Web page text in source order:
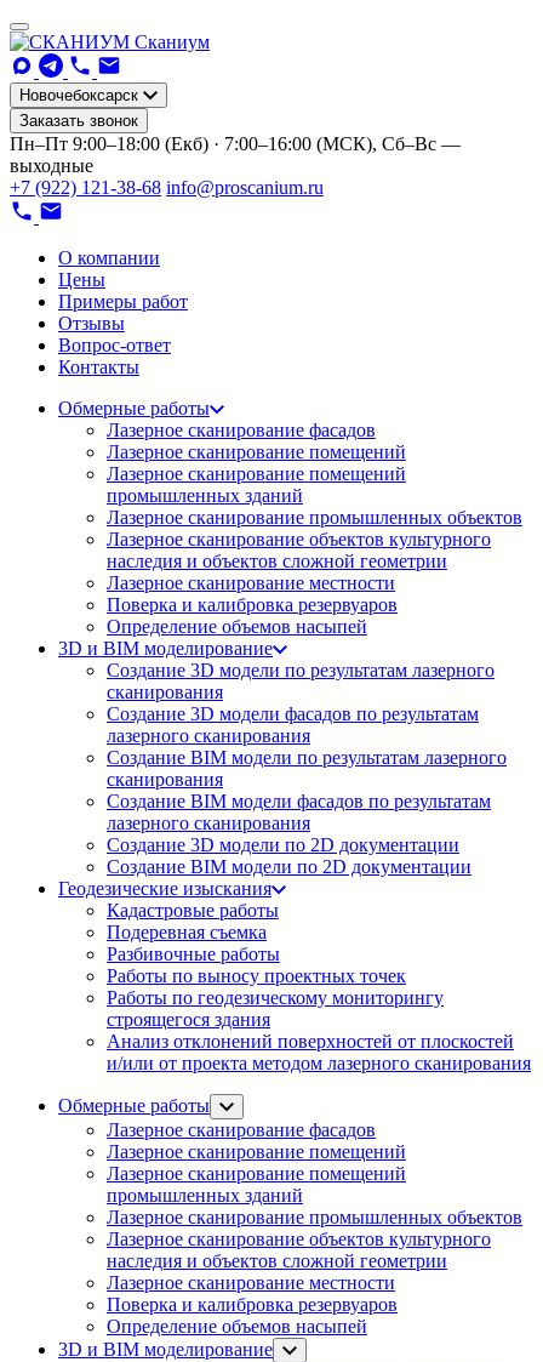
Сканиум
Новочебоксарск
Заказать звонок
Пн–Пт 9:00–18:00 (Екб) · 7:00–16:00 (МСК), Сб–Вс —
выходные
+7 (922) 121-38-68 info@proscanium.ru
О компании
Цены
Примеры работ
Отзывы
Вопрос-ответ
Контакты
Обмерные работы
Лазерное сканирование фасадов
Лазерное сканирование помещений
Лазерное сканирование помещений
промышленных зданий
Лазерное сканирование промышленных объектов
Лазерное сканирование объектов культурного
наследия и объектов сложной геометрии
Лазерное сканирование местности
Поверка и калибровка резервуаров
Определение объемов насы​​пей
3D и BIM моделирование
Создание 3D модели по результатам лазерного
сканирования
Создание 3D модели фасадов по результатам
лазерного сканирования
Создание BIM модели по результатам лазерного
сканирования
Создание BIM модели фасадов по результатам
лазерного сканирования
Создание 3D модели по 2D документации
Создание BIM модели по 2D документации
Геодезические изыскания
Кадастровые работы
Подеревная съемка
Разбивочные работы
Работы по выносу проектных точек
Работы по геодезическому мониторингу
строящегося здания
Анализ отклонений поверхностей от плоскостей
и/или от проекта методом лазерного сканирования
Обмерные работы
Лазерное сканирование фасадов
Лазерное сканирование помещений
Лазерное сканирование помещений
промышленных зданий
Лазерное сканирование промышленных объектов
Лазерное сканирование объектов культурного
наследия и объектов сложной геометрии
Лазерное сканирование местности
Поверка и калибровка резервуаров
Определение объемов насы​​пей
3D и BIM моделирование